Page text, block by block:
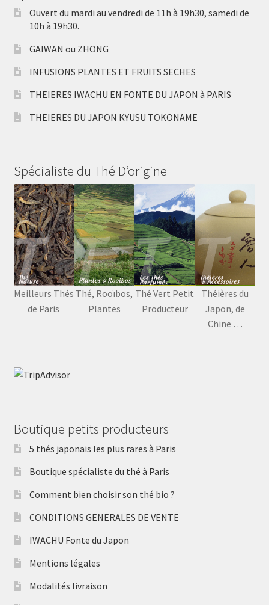
Ouvert du mardi au vendredi de 11h à 19h30, samedi de
10h à 19h30.
GAIWAN ou ZHONG
INFUSIONS PLANTES ET FRUITS SECHES
THEIERES IWACHU EN FONTE DU JAPON à PARIS
THEIERES DU JAPON KYUSU TOKONAME
Spécialiste du Thé D’origine
Meilleurs Thés
de Paris
Thé, Rooïbos,
Plantes
Thé Vert Petit
Producteur
Théières du
Japon, de
Chine …
Boutique petits producteurs
5 thés japonais les plus rares à Paris
Boutique spécialiste du thé à Paris
Comment bien choisir son thé bio ?
CONDITIONS GENERALES DE VENTE
IWACHU Fonte du Japon
Mentions légales
Modalités livraison